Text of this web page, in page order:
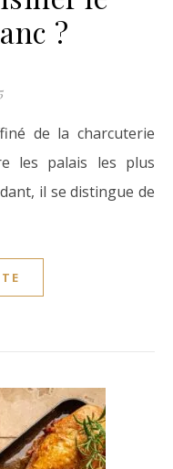
?
les palais les plus
il se distingue de